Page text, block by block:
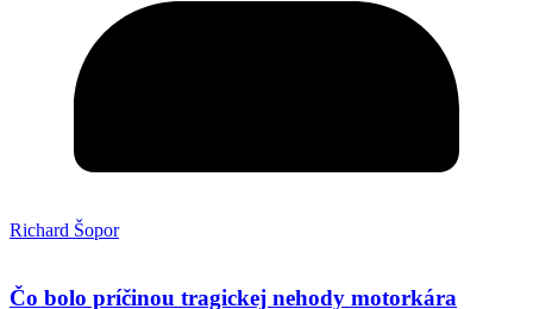
Richard Šopor
Čo bolo príčinou tragickej nehody motorkára